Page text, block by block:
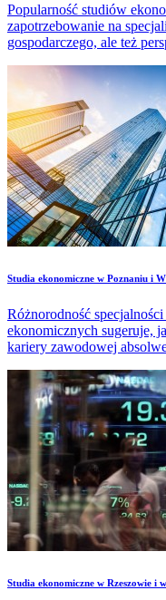
Popularność studiów
zapotrzebowanie na
gospodarczego, ale też
Studia ekonomiczne w Poznaniu i
Różnorodność
ekonomicznych sugeruje,
kariery zawodowej
Studia ekonomiczne w Rzeszowie i